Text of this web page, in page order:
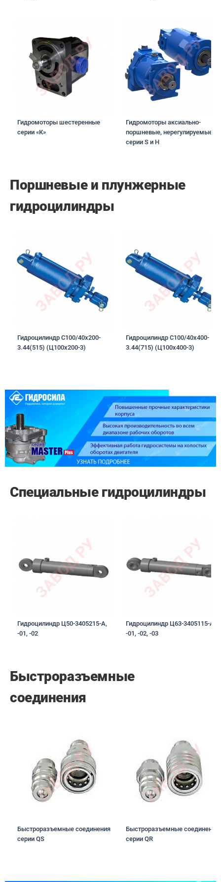
Гидромоторы шестеренные
серии «К»
Гидромоторы аксиально-
поршневые, нерегулируемые
cерии S и H
Поршневые и плунжерные
гидроцилиндры
Гидроцилиндр C100/40х200-
3.44(515) (Ц100х200-3)
Гидроцилиндр C100/40х400-
3.44(715) (Ц100х400-3)
Специальные гидроцилиндры
Гидроцилиндр Ц50-3405215-А,
-01, -02
Гидроцилиндр Ц63-3405115-А,
-01, -02, -03
Быстроразъемные
соединения
Быстроразъемные соединения
серии QS
Быстроразъемные соединения
серии QR